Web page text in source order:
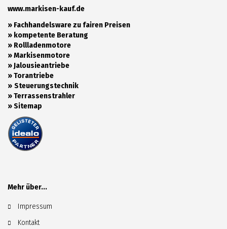
www.markisen-kauf.de
» Fachhandelsware zu fairen Preisen
» kompetente Beratung
» Rollladenmotore
»Markisenmotore
»Jalousieantriebe
»Torantriebe
» Steuerungstechnik
»Terrassenstrahler
»Sitemap
Mehr über...
Impressum
Kontakt